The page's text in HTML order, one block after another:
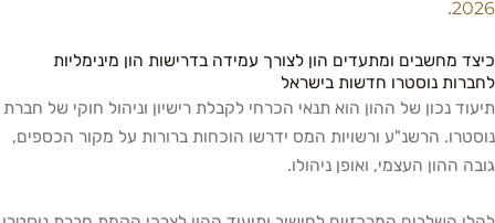
2026
.
כיצד מחשבים ומתעדים הון לצורך עמידה בדרישות הון מינימליות
לחברות נוסטרו חדשות בישראל
תיעוד נכון של ההון הוא תנאי הכרחי לקבלת רישיון וניהול חוקי של חברת
נוסטרו. הרשנ"ע ורשויות המס ידרשו הוכחות ברורות על מקור הכספים,
גובה ההון העצמי, ואופן ניהולו.